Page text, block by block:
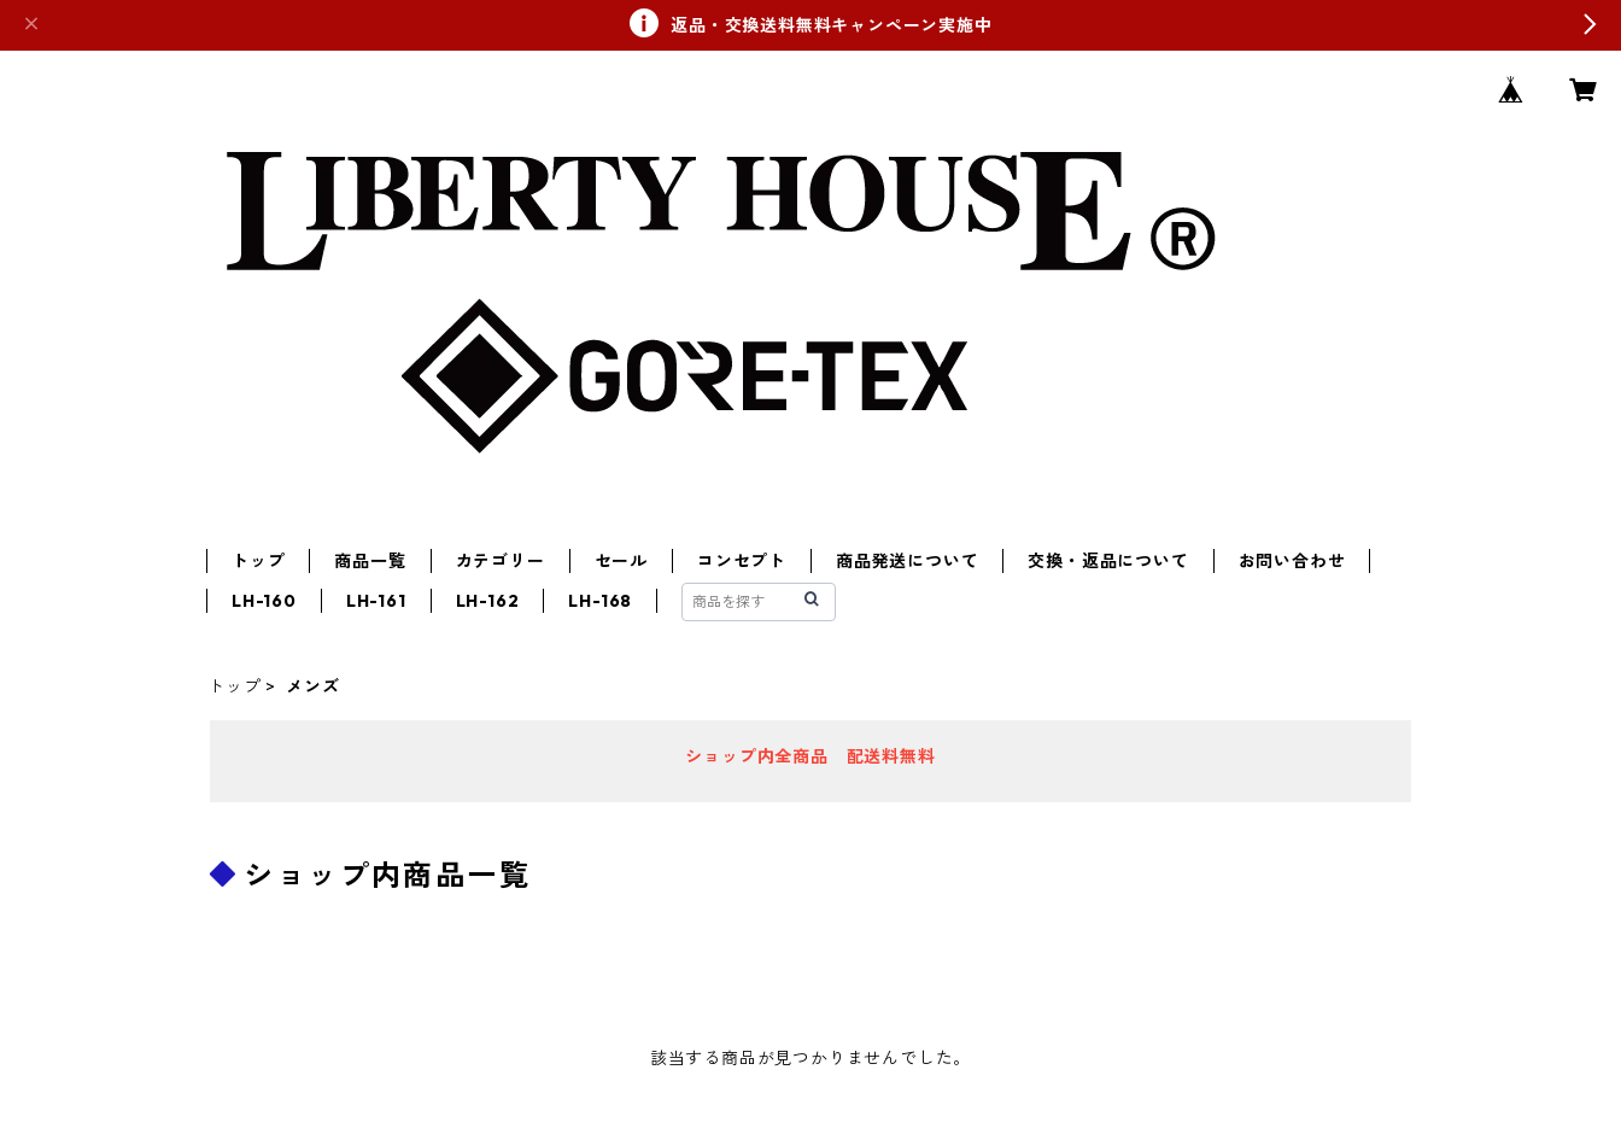
返品・交換送料無料キャンペーン実施中
トップ 商品一覧 カテゴリー セール コンセプト 商品発送について 交換・返品について
お問い合わせ
LH-160
LH-161 LH-162 LH-168
トップ メンズ
ショップ内全商品 配送料無料
ショップ内商品一覧
該当する商品が見つかりませんでした。